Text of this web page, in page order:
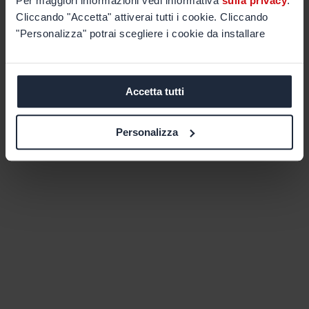
Cliccando "Accetta" attiverai tutti i cookie. Cliccando
"Personalizza" potrai scegliere i cookie da installare
Accetta tutti
Personalizza